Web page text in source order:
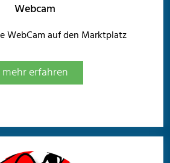
Webcam
WebCam auf den Marktplatz
mehr erfahren